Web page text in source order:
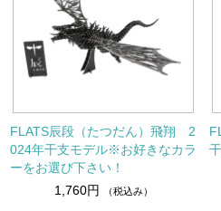
FLATS辰段（たつだん）飛翔 2
024年干支モデル※お好きなカラ
ーをお選び下さい！
1,760円
（税込み）